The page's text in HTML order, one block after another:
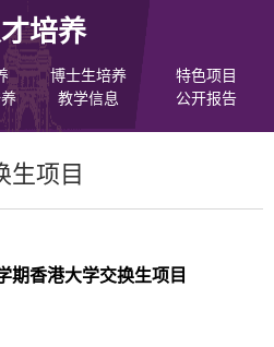
培养
博士生培养
特色项目
教学信息 公开报告
生项目
期香港大学交换生项目